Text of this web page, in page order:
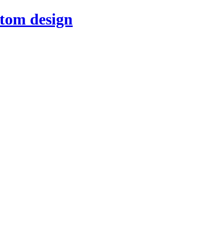
design